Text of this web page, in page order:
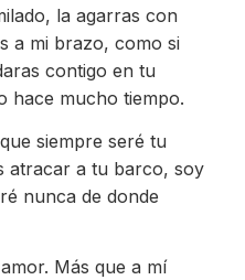
la agarras con
a mi brazo, como si
contigo en tu
hace mucho tiempo.
siempre seré tu
atracar a tu barco, soy
nunca de donde
Más que a mí